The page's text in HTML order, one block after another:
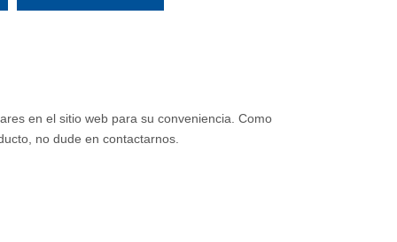
en el sitio web para su conveniencia. Como
no dude en contactarnos.